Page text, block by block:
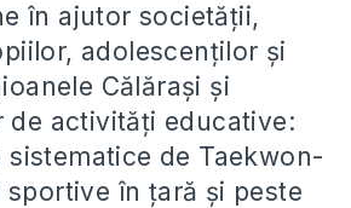
în ajutor societății,
adolescenților și
Călărași și
de activități educative:
sistematice de Taekwon-
în țară și peste